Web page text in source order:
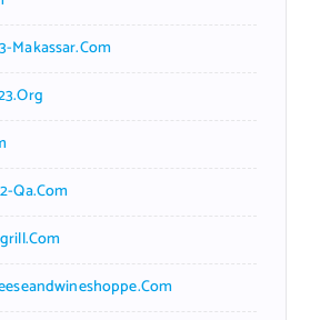
Makassar.com
Qa.com